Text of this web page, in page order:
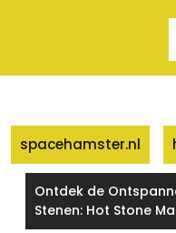
spacehamster.nl
Ontdek de
Stenen: Hot Stone